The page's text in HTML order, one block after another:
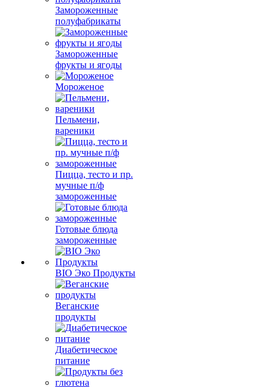
Замороженные
полуфабрикаты
Замороженные
фрукты и ягоды
Мороженое
Пельмени,
вареники
Пицца, тесто и пр.
мучные п/ф
замороженные
Готовые блюда
замороженные
BIO Эко Продукты
Веганские
продукты
Диабетическое
питание